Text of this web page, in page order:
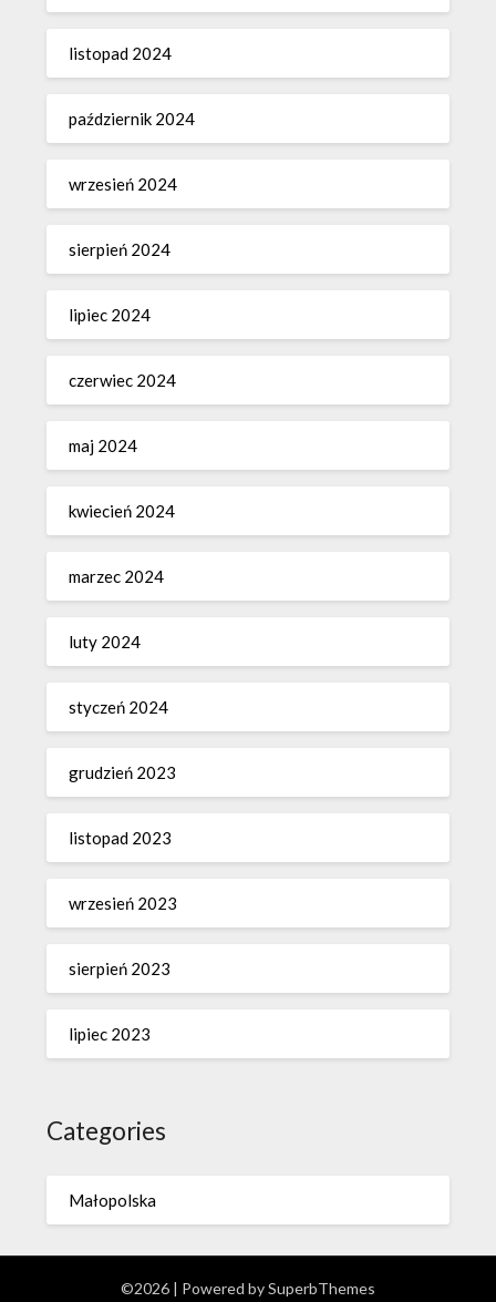
listopad 2024
październik 2024
wrzesień 2024
sierpień 2024
lipiec 2024
czerwiec 2024
maj 2024
kwiecień 2024
marzec 2024
luty 2024
styczeń 2024
grudzień 2023
listopad 2023
wrzesień 2023
sierpień 2023
lipiec 2023
Categories
Małopolska
©2026 | Powered bySuperbThemes